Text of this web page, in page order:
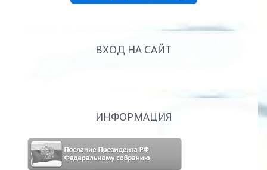
ВХОД НА САЙТ
ИНФОРМАЦИЯ